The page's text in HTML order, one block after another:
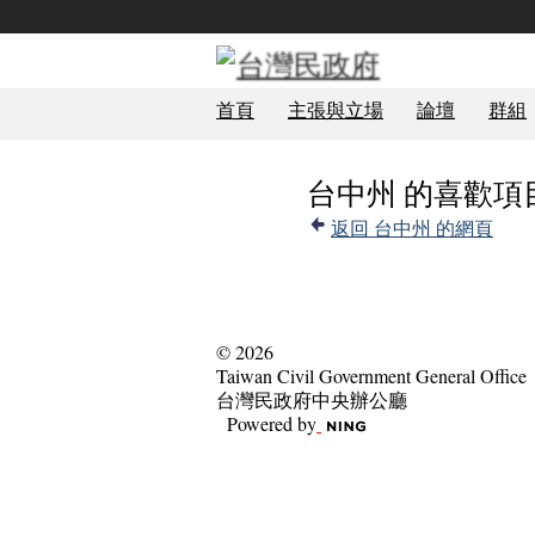
首頁 主張與立場 論壇 群組
台中州 的喜歡項
返回 台中州 的網頁
© 2026
Taiwan Civil Government General Office
台灣民政府中央辦公廳
Powered by